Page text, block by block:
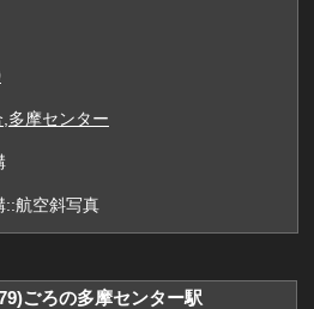
多摩センター
::航空斜写真
ごろの多摩センター駅